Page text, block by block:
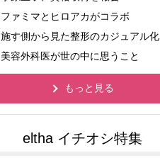
ファミマとヒロアカがコラボ
施す側から見た整形のカジュアル化
美容外科医が世の中に思うこと
もっと見る